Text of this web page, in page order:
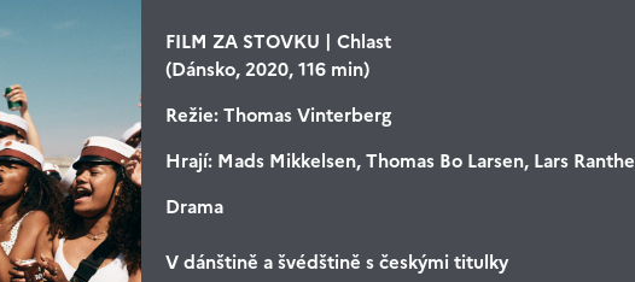
FILM ZA STOVKU | Chlast
(Dánsko, 2020, 116 min)
Režie:Thomas Vinterberg
Hrají:Mads Mikkelsen, Thomas Bo Larsen, Lars Ranthe
Drama
V dánštině a švédštině s českými titulky